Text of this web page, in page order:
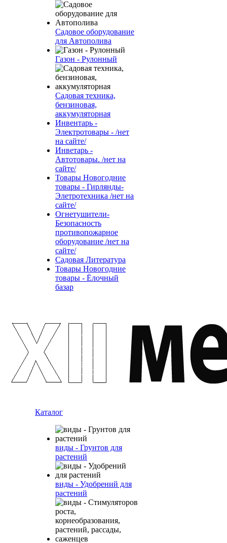
Садовое оборудование
для Автополива
Газон - Рулонный
Садовая техника,
бензиновая,
аккумуляторная
Инвентарь -
Электротовары - /нет
на сайте/
Инветарь -
Автотовары. /нет на
сайте/
Товары Новогодние
товары - Гирлянды-
Элетротехника /нет на
сайте/
Огнетушители-
Безопасность
противопожарное
оборудование /нет на
сайте/
Садовая Литература
Товары Новогодние
товары - Ёлочный
базар
Каталог
виды - Грунтов для
растений
виды - Удобрений для
растений